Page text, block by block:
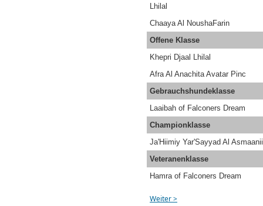
Lhilal
Chaaya Al NoushaFarin
Offene Klasse
Khepri Djaal Lhilal
Afra Al Anachita Avatar Pinc
Gebrauchshundeklasse
Laaibah of Falconers Dream
Championklasse
Ja'Hiimiy Yar'Sayyad Al Asmaanii
Veteranenklasse
Hamra of Falconers Dream
Weiter >